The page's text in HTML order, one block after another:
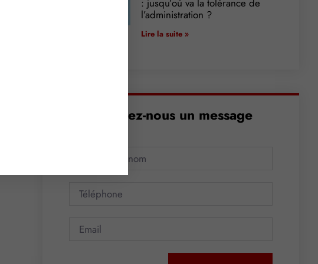
: jusqu’où va la tolérance de
l’administration ?
Lire la suite »
Envoyez-nous un message